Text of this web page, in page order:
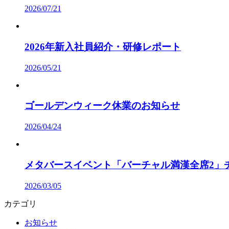
2026/07/21
2026年新入社員紹介・研修レポート
2026/05/21
ゴールデンウィーク休業のお知らせ
2026/04/24
メタバースイベント「バーチャル満漢全席2」
2026/03/05
カテゴリ
お知らせ